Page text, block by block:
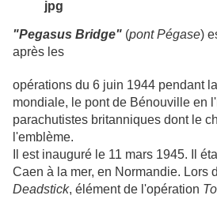
jpg
"Pegasus Bridge" (pont Pégase)
après les
opérations du 6 juin 1944 pendant
mondiale, le pont de Bénouville en
parachutistes britanniques dont le
l'emblème.
Il est inauguré le 11 mars 1945. Il
Caen à la mer, en Normandie. Lors
Deadstick, élément de l'opération